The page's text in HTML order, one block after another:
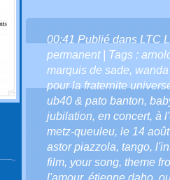
00:41 Publié dans LTC
permanent| Tags :
marquis de sade,
pour la fraternite
ub40 & pato banton,
jubilation, en concert, à
metz-queuleu, le 14
astor piazzola, tango,
film, your song, theme
l'amour, étienne daho